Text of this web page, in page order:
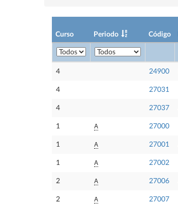
Curso Periodo Código
4 24900
4 27031
4 27037
1 A 27000
1 A 27001
1 A 27002
2 A 27006
2 A 27007